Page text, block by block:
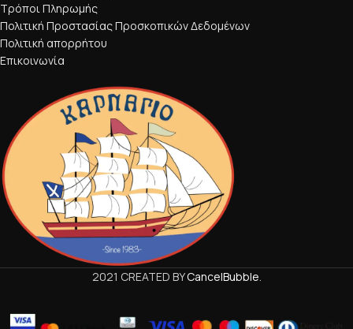
Τρόποι Πληρωμής
Πολιτική Προστασίας Προσκοπικών Δεδομένων
Πολιτική απορρήτου
Επικοινωνία
2021 CREATED BYCancelBubble.